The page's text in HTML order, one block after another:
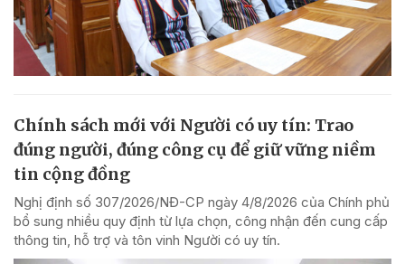
Chính sách mới với Người có uy tín: Trao
đúng người, đúng công cụ để giữ vững niềm
tin cộng đồng
Nghị định số 307/2026/NĐ-CP ngày 4/8/2026 của Chính phủ
bổ sung nhiều quy định từ lựa chọn, công nhận đến cung cấp
thông tin, hỗ trợ và tôn vinh Người có uy tín.